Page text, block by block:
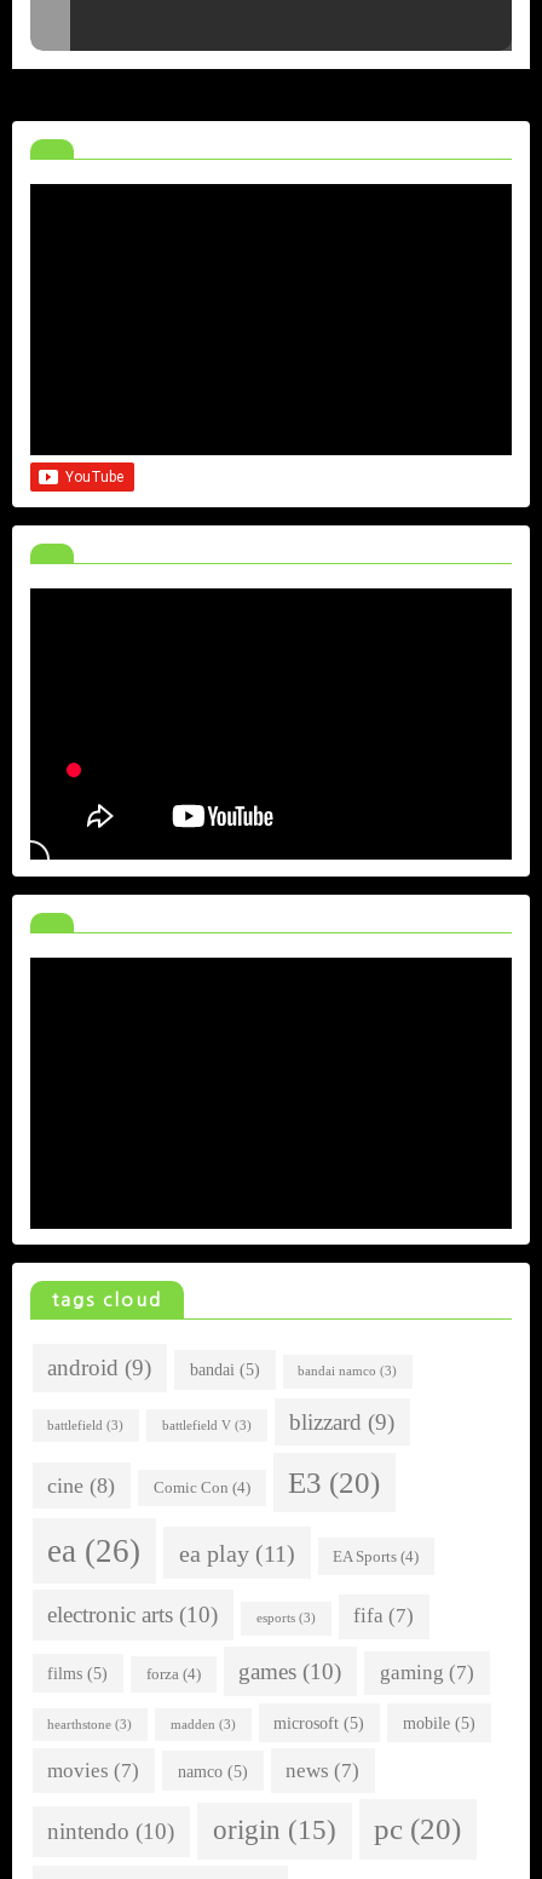
tags cloud
android (9) bandai(5) bandai namco (3)
battlefield (3) battlefield V(3) blizzard (9)
cine (8) Comic Con (4) E3 (20)
ea (26) ea play(11) EA Sports (4)
electronic arts (10) esports(3) fifa (7)
films (5) forza(4) games (10) gaming (7)
hearthstone (3) madden (3) microsoft (5) mobile(5)
movies (7) namco(5) news (7)
nintendo (10) origin (15) pc (20)